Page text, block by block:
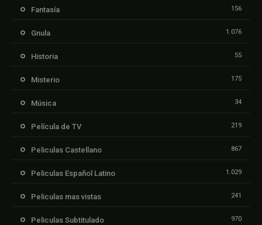
Fantasía 156
Gnula 1.076
Historia 55
Misterio 175
Música 34
Película de TV 219
Peliculas Castellano 867
Peliculas Español Latino 1.029
Peliculas mas vistas 241
Peliculas Subtitulado 970